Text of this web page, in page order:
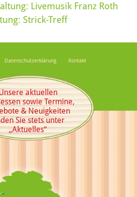
Livemusik Franz Roth
Strick-Treff
Datenschutzerklärung Kontakt
aktuellen
sowie Termine,
& Neuigkeiten
Sie stets unter
„Aktuelles“